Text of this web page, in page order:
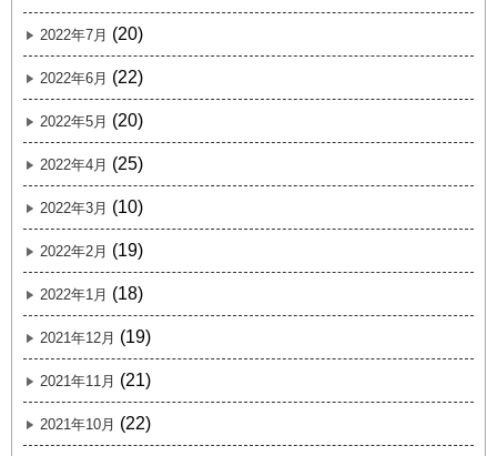
2022年7月 (20)
2022年6月 (22)
2022年5月 (20)
2022年4月 (25)
2022年3月 (10)
2022年2月 (19)
2022年1月 (18)
2021年12月 (19)
2021年11月 (21)
2021年10月 (22)